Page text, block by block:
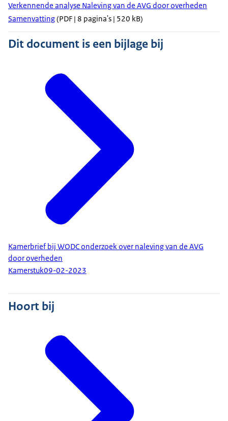
Verkennende analyse Naleving van de AVG door overheden
Samenvatting(PDF | 8 pagina's | 520 kB)
Dit document is een bijlage bij
Kamerbrief bij WODC onderzoek over naleving van de AVG
door overheden
Kamerstuk09-02-2023
Hoort bij